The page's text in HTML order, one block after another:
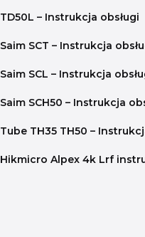
TD50L – Instrukcja obsługi
Saim SCT – Instrukcja
Saim SCL – Instrukcja
Saim SCH50 – Instrukcja
Tube TH35 TH50 –
Hikmicro Alpex 4k Lrf